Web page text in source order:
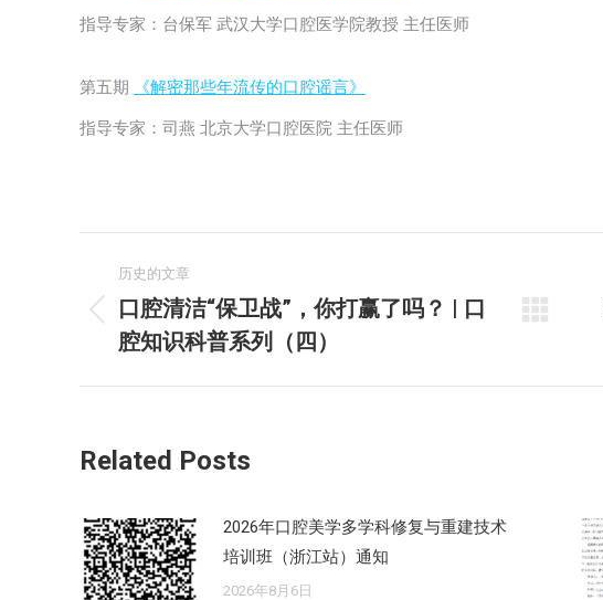
指导专家：台保军 武汉大学口腔医学院教授 主任医师
第五期 《解密那些年流传的口腔谣言》
指导专家：司燕 北京大学口腔医院 主任医师
章
航
历史的文章
历
史
的
口腔清洁“保卫战”，你打赢了吗？ | 口
腔知识科普系列（四）
的
Related Posts
2026年口腔美学多学科修复与重建技术
培训班（浙江站）通知
2026年8月6日